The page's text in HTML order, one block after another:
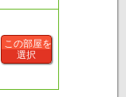
この部屋を
選択